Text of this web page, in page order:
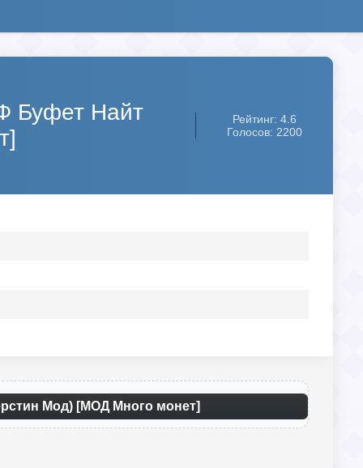
Буфет Найт
Рейтинг: 4.6
Голосов: 2200
Мод) [МОД Много монет]